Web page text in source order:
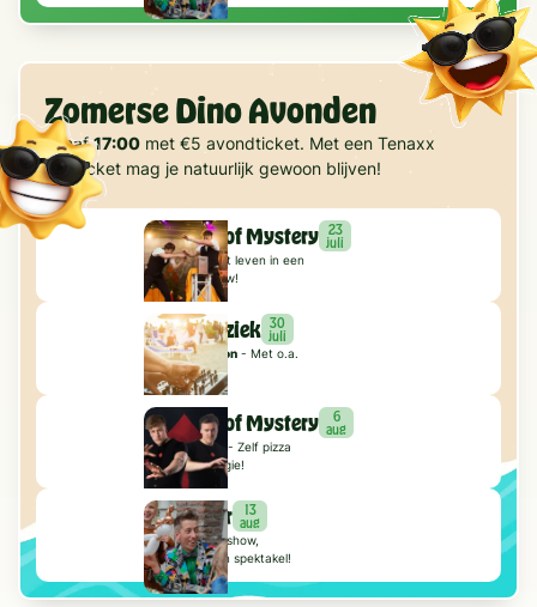
Zomerse Dino Avonden
Vanaf17:00 met €5 avondticket. Met een Tenaxx
Dagticket mag je natuurlijk gewoon blijven!
Brothers of Mystery 23
juli
Magie komt tot leven in een
geweldige show!
DJ & Muziek 30
juli
Mexican Edition - Met o.a.
heerlijke tapas
Brothers of Mystery 6
aug
Italian Edition
- Zelf pizza
bakken én magie!
Jos Tipker 13
aug
Bingo Goochelshow,
trucs,magie en spektakel!